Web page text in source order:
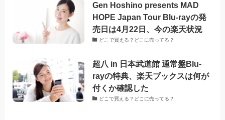
Gen Hoshino presents MAD
HOPE Japan Tour Blu-rayの発
売日は4月22日、今の楽天状況
どこで買える？どこに売ってる？
超八 in 日本武道館 通常盤Blu-
rayの特典、楽天ブックスは何が
付くか確認した
どこで買える？どこに売ってる？